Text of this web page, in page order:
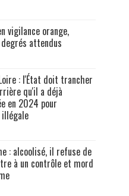
vigilance orange,
attendus
: l'État doit trancher
qu'il a déjà
en 2024 pour
: alcoolisé, il refuse de
à un contrôle et mord